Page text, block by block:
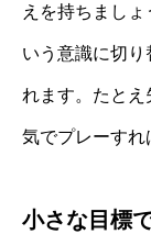
えを持ちまし
いう意識に切り
れます。たとえ
気でプレーすれ
小さな目標